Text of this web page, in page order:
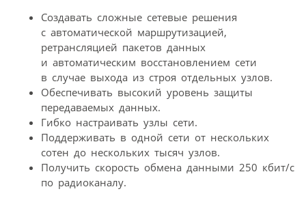
Создавать сложные сетевые решения
с автоматической маршрутизацией,
ретрансляцией пакетов данных
и автоматическим восстановлением сети
в случае выхода из строя отдельных узлов.
Обеспечивать высокий уровень защиты
передаваемых данных.
Гибко настраивать узлы сети.
Поддерживать в одной сети от нескольких
сотен до нескольких тысяч узлов.
Получить скорость обмена данными 250 кбит/с
по радиоканалу.